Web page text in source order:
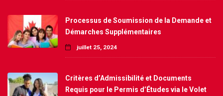
Processus de Soumission de la Demande et
Démarches Supplémentaires
juillet 25, 2024
Critères d’Admissibilité et Documents
Requis pour le Permis d’Études via le Volet